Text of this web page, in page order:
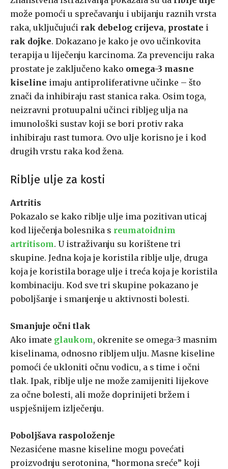
može pomoći u sprečavanju i ubijanju raznih vrsta
raka, uključujući rak debelog crijeva, prostate i
rak dojke. Dokazano je kako je ovo učinkovita
terapija u liječenju karcinoma. Za prevenciju raka
prostate je zaključeno kako omega-3 masne
kiseline imaju antiproliferativne učinke – što
znači da inhibiraju rast stanica raka. Osim toga,
neizravni protuupalni učinci ribljeg ulja na
imunološki sustav koji se bori protiv raka
inhibiraju rast tumora. Ovo ulje korisno je i kod
drugih vrstu raka kod žena.
Riblje ulje za kosti
Artritis
Pokazalo se kako riblje ulje ima pozitivan uticaj
kod liječenja bolesnika s reumatoidnim
artritisom. U istraživanju su korištene tri
skupine. Jedna koja je koristila riblje ulje, druga
koja je koristila borage ulje i treća koja je koristila
kombinaciju. Kod sve tri skupine pokazano je
poboljšanje i smanjenje u aktivnosti bolesti.
Smanjuje očni tlak
Ako imate glaukom, okrenite se omega-3 masnim
kiselinama, odnosno ribljem ulju. Masne kiseline
pomoći će ukloniti očnu vodicu, a s time i očni
tlak. Ipak, riblje ulje ne može zamijeniti lijekove
za očne bolesti, ali može doprinijeti bržem i
uspješnijem izlječenju.
Poboljšava raspoloženje
Nezasićene masne kiseline mogu povećati
proizvodnju serotonina, “hormona sreće” koji